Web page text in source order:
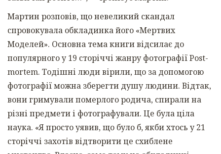
Мартин розповів, що невеликий скандал
спровокувала обкладинка його «Мертвих
Моделей». Основна тема книги відсилає до
популярного у 19 сторіччі жанру фотографіїPost-
mortem. Тодішні люди вірили, що за допомогою
фотографії можна зберегти душу людини. Відтак,
вони гримували померлого родича, спирали на
різні предмети і фотографували. Це була ціла
наука. «Я просто уявив, що було б, якби хтось у 21
сторіччі захотів відтворити це схиблене